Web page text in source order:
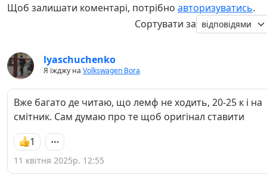
Щоб залишати коментарі, потрібно авторизуватись.
Сортувати за
lyaschuchenko
Я їжджу на Volkswagen Bora
Вже багато де читаю, що лемф не ходить, 20-25 к і на
смітник. Сам думаю про те щоб оригінал ставити
1
11 квітня 2025р. 12:55